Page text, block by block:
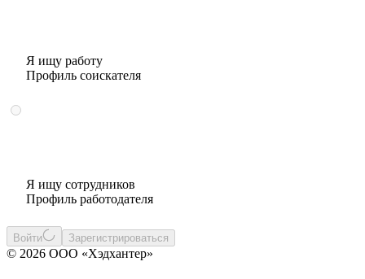
Я ищу работу
Профиль соискателя
Я ищу сотрудников
Профиль работодателя
Войти Зарегистрироваться
© 2026 ООО «Хэдхантер»